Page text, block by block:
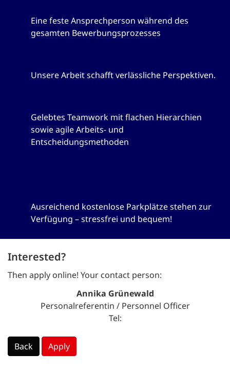
Eine feste Ansprechperson während des
gesamten Bewerbungsprozesses
Unsere Arbeit schafft verlässliche Perspektiven.
Gelebtes Teamwork mit flachen Hierarchien
sowie agile Arbeits- und
Entscheidungsmethoden
Ausreichend kostenlose Parkplätze stehen zur
Verfügung – stressfrei und bequem!
Interested?
Then apply online! Your contact person:
Annika Grünewald
Personalreferentin / Personnel Officer
Tel:
Back Apply